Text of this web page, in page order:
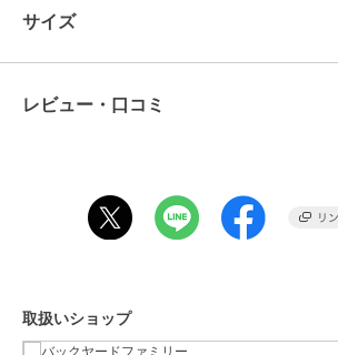
[中綿]ポリエステル
【生産国】 中国
※サイズは当店計測の実寸サイズです。実際の
【注意点】
洗濯機 可乾燥機 不可ドライクリーニング 不可
来の目的以外にはご使用にならないで下さい。
質により、画像と実物の色の違いがある場合が
サイズ
レビュー・口コミ
取扱いショップ